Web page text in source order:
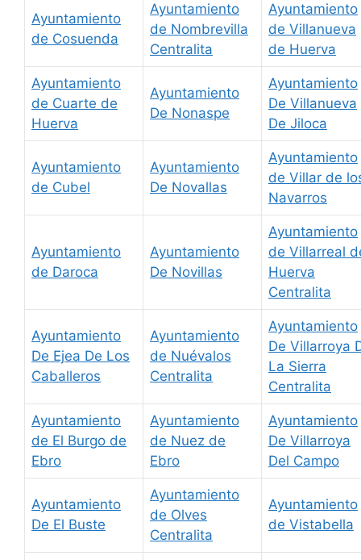
Ayuntamiento
de Cosuenda
Ayuntamiento
de Nombrevilla
Centralita
Ayuntamiento
de Villanueva
de Huerva
Ayuntamiento
de Cuarte de
Huerva
Ayuntamiento
De Nonaspe
Ayuntamiento
De Villanueva
De Jiloca
Ayuntamiento
de Cubel
Ayuntamiento
De Novallas
Ayuntamiento
de Villar de
Navarros
Ayuntamiento
de Daroca
Ayuntamiento
De Novillas
Ayuntamiento
de Villarreal
Huerva
Centralita
Ayuntamiento
De Ejea De Los
Caballeros
Ayuntamiento
de Nuévalos
Centralita
Ayuntamiento
De Villarroya
La Sierra
Centralita
Ayuntamiento
de El Burgo de
Ebro
Ayuntamiento
de Nuez de
Ebro
Ayuntamiento
De Villarroya
Del Campo
Ayuntamiento
De El Buste
Ayuntamiento
de Olves
Centralita
Ayuntamiento
de Vistabella